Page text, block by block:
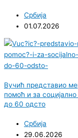
Србија
01.07.2026
Вучић представио
помоћ и за
до 60 одсто
Србија
29.06.2026